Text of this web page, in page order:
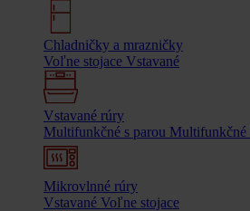
Chladničky a mrazničky
Voľne stojace Vstavané
Vstavané rúry
Multifunkčné s parou Multifunkčné
Mikrovlnné rúry
Vstavané Voľne stojace